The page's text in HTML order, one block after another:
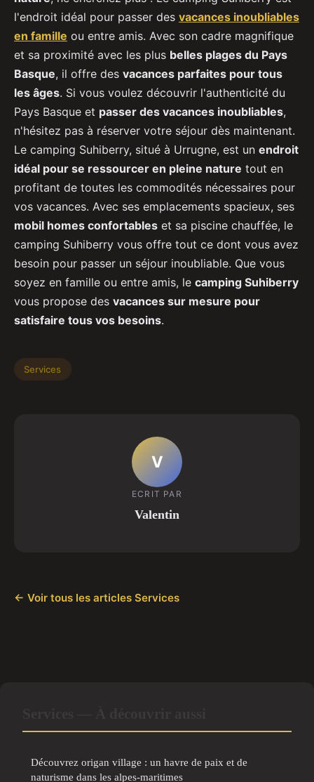
l'endroit idéal pour passer des vacances inoubliables
en famille ou entre amis. Avec son cadre magnifique
et sa proximité avec les plus belles plages du Pays
Basque, il offre des vacances parfaites pour tous
les âges. Si vous voulez découvrir l'authenticité du
Pays Basque et passer des vacances inoubliables,
n'hésitez pas à réserver votre séjour dès maintenant.
Le camping Suhiberry, situé à Urrugne, est un endroit
idéal pour se ressourcer en pleine nature tout en
profitant de toutes les commodités nécessaires pour
vos vacances. Avec ses emplacements spacieux, ses
mobil homes confortables et sa piscine chauffée, le
camping Suhiberry vous offre tout ce dont vous avez
besoin pour passer un séjour inoubliable. Que vous
soyez en famille ou entre amis, le camping Suhiberry
vous propose des vacances sur mesure pour
satisfaire tous vos besoins.
Services
V
ECRIT PAR
Valentin
← Voir tous les articles Services
Découvrez origan village : un havre de paix et de
naturisme dans les alpes-maritimes